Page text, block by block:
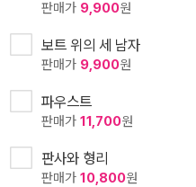
판매가 9,900원
보트 위의 세 남자
판매가 9,900원
파우스트
판매가 11,700원
판사와 형리
판매가 10,800원